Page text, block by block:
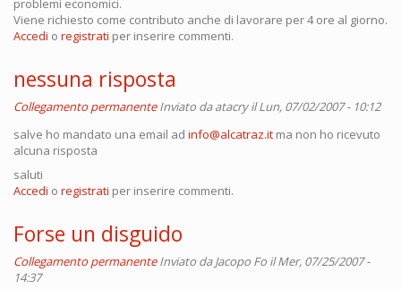
problemi economici.
Viene richiesto come contributo anche di lavorare per 4 ore al giorno.
Accedi o registrati per inserire commenti.
nessuna risposta
Collegamento permanente Inviato daatacryil Lun, 07/02/2007 - 10:12
salve ho mandato una email ad info@alcatraz.it ma non ho ricevuto
alcuna risposta
saluti
Accedi o registrati per inserire commenti.
Forse un disguido
Collegamento permanente Inviato daJacopo Fo il Mer, 07/25/2007 -
14:37